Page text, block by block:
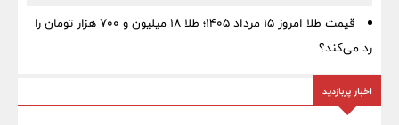
قیمت طلا امروز ۱۵ مرداد ۱۴۰۵؛ طلا ۱۸ میلیون و ۷۰۰ هزار تومان را
رد می‌کند؟
اخبار پربازدید